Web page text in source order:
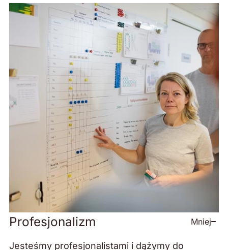
Profesjonalizm Mniej
Jesteśmy profesjonalistami i dążymy do